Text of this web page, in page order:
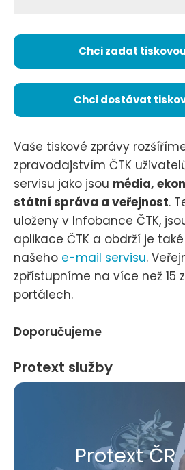
Chci zadat
Chci dostávat
Vaše tiskové zprávy
zpravodajstvím ČTK
servisu jako jsou média,
státní správa a veřejnost.
uloženy v Infobance ČTK,
aplikace ČTK a obdrží je
našeho e-mail servisu.
zpřístupníme na více než 15
portálech.
Doporučujeme
Protext služby
Protext ČR